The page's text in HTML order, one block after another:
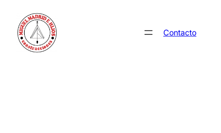
contenido
Contacto